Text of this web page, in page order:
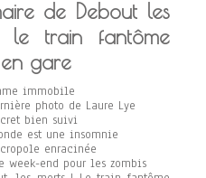
de Debout les
le train fantôme
gare
immobile
photo de Laure Lye
bien suivi
est une insomnie
enracinée
week-end pour les zombis